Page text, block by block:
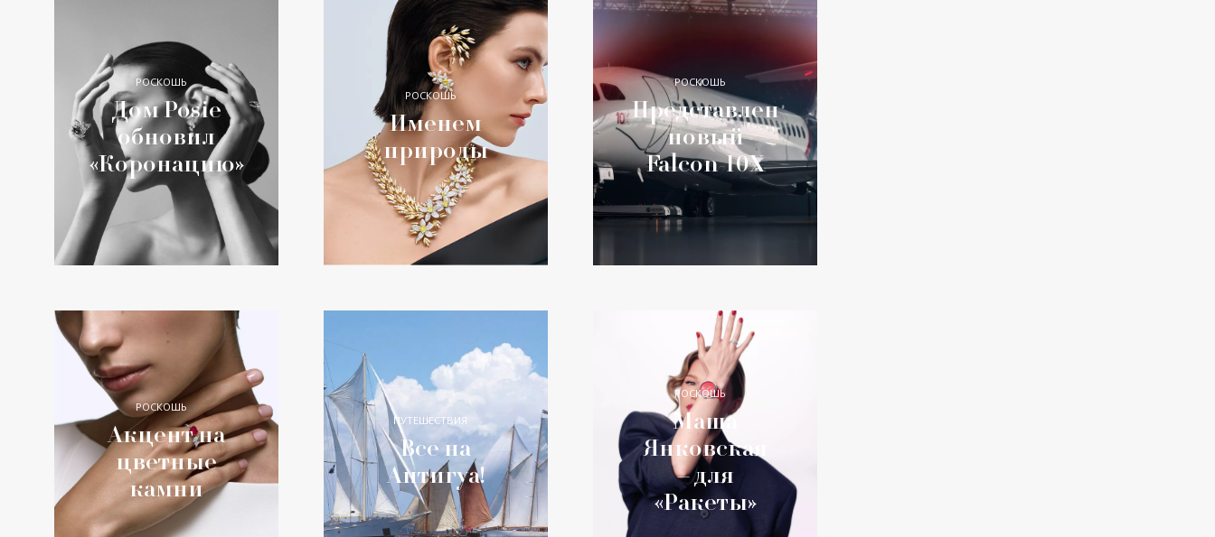
РОСКОШЬ
Дом Posie
обновил
«Коронацию»
РОСКОШЬ
Именем
природы
РОСКОШЬ
Представлен
новый
Falcon 10X
РОСКОШЬ
Акцент на
цветные
камни
ПУТЕШЕСТВИЯ
Все на
Антигуа!
РОСКОШЬ
Маша
Янковская
– для
«Ракеты»